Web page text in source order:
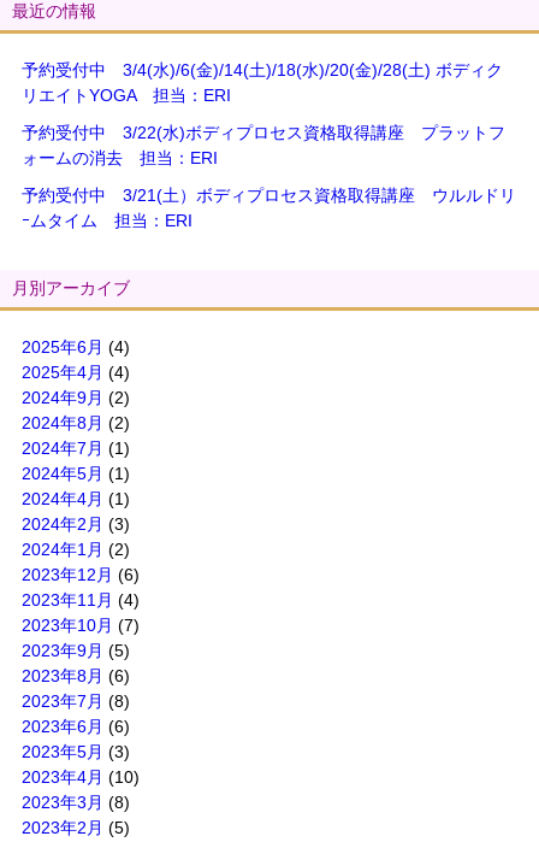
最近の情報
予約受付中 3/4(水)/6(金)/14(土)/18(水)/20(金)/28(土) ボディク
リエイトYOGA 担当：ERI
予約受付中 3/22(水)ボディプロセス資格取得講座 プラットフ
ォームの消去 担当：ERI
予約受付中 3/21(土）ボディプロセス資格取得講座 ウルルドリ
ｰムタイム 担当：ERI
月別アーカイブ
2025年6月 (4)
2025年4月 (4)
2024年9月 (2)
2024年8月 (2)
2024年7月 (1)
2024年5月 (1)
2024年4月 (1)
2024年2月 (3)
2024年1月 (2)
2023年12月 (6)
2023年11月 (4)
2023年10月 (7)
2023年9月 (5)
2023年8月 (6)
2023年7月 (8)
2023年6月 (6)
2023年5月 (3)
2023年4月 (10)
2023年3月 (8)
2023年2月 (5)